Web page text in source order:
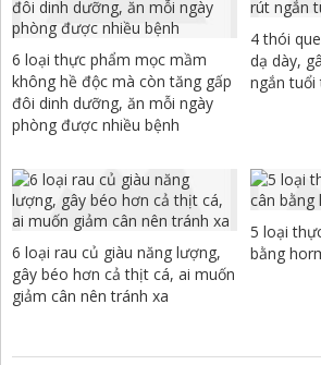
6 loại thực phẩm mọc mầm
không hề độc mà còn tăng gấp
đôi dinh dưỡng, ăn mỗi ngày
phòng được nhiều bệnh
4 thói
dạ dày,
ngắn tuổi
6 loại rau củ giàu năng lượng,
gây béo hơn cả thịt cá, ai muốn
giảm cân nên tránh xa
5 loại
bằng